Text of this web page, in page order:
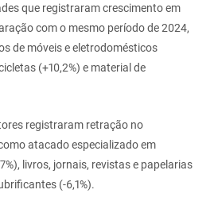
que registraram crescimento em
com o mesmo período de 2024,
de móveis e eletrodomésticos
(+10,2%) e material de
registraram retração no
atacado especializado em
livros, jornais, revistas e papelarias
(-6,1%).